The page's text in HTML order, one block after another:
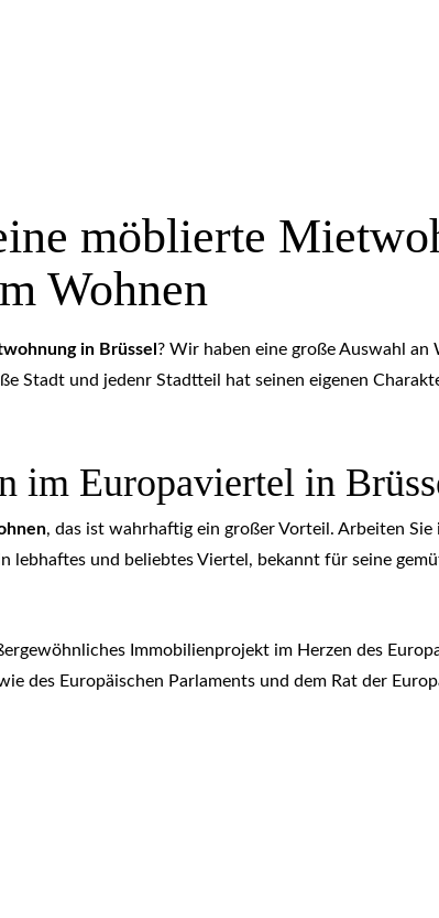
möblierte
Wohnen
in Brüssel ? Wir haben eine große Auswahl
Stadt und jedenr Stadtteil hat seinen eigenen
im Europaviertel in
, das ist wahrhaftig ein großer Vorteil. Arbeiten
lebhaftes und beliebtes Viertel, bekannt für seine
Immobilienprojekt im Herzen des
des Europäischen Parlaments und dem Rat der